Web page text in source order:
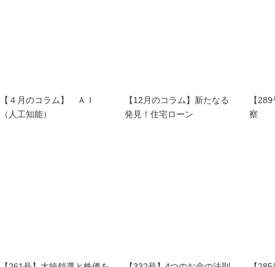
【４月のコラム】 ＡＩ
（人工知能）
【12月のコラム】新たなる
発見！住宅ローン
【
察